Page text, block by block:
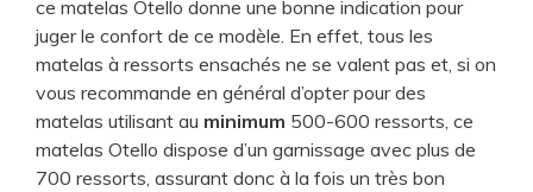
ce matelas Otello donne une bonne indication pour
juger le confort de ce modèle. En effet, tous les
matelas à ressorts ensachés ne se valent pas et, si on
vous recommande en général d’opter pour des
matelas utilisant au minimum 500-600 ressorts, ce
matelas Otello dispose d’un garnissage avec plus de
700 ressorts, assurant donc à la fois un très bon